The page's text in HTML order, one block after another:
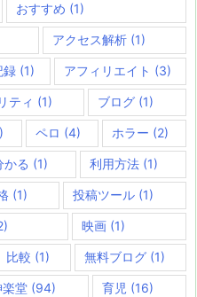
おすすめ (1)
アクセス解析(1)
録 (1) アフィリエイト (3)
ティ (1) ブログ (1)
ペロ (4) ホラー (2)
かる (1) 利用方法 (1)
(1) 投稿ツール (1)
映画 (1)
比較 (1) 無料ブログ (1)
楽堂 (94) 育児 (16)